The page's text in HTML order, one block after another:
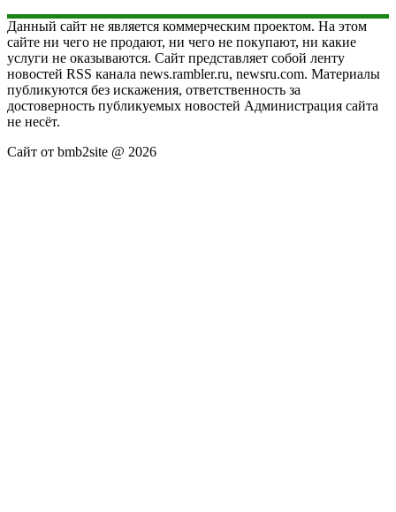
Данный сайт не является коммерческим проектом. На этом
сайте ни чего не продают, ни чего не покупают, ни какие
услуги не оказываются. Сайт представляет собой ленту
новостей RSS канала news.rambler.ru, newsru.com. Материалы
публикуются без искажения, ответственность за
достоверность публикуемых новостей Администрация сайта
не несёт.
Сайт от bmb2site @ 2026